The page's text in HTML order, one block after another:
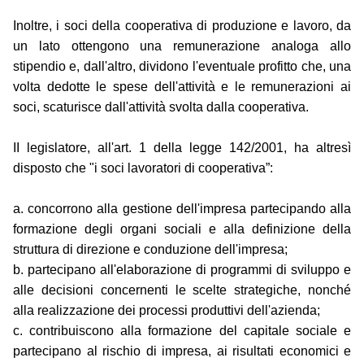
Inoltre, i soci della cooperativa di produzione e lavoro, da
un lato ottengono una remunerazione analoga allo
stipendio e, dall'altro, dividono l'eventuale profitto che, una
volta dedotte le spese dell'attività e le remunerazioni ai
soci, scaturisce dall'attività svolta dalla cooperativa.
II legislatore, all'art. 1 della legge 142/2001, ha altresì
disposto che "i soci lavoratori di cooperativa”:
a. concorrono alla gestione dell'impresa partecipando alla
formazione degli organi sociali e alla definizione della
struttura di direzione e conduzione dell'impresa;
b. partecipano all'elaborazione di programmi di sviluppo e
alle decisioni concernenti le scelte strategiche, nonché
alla realizzazione dei processi produttivi dell'azienda;
c. contribuiscono alla formazione del capitale sociale e
partecipano al rischio di impresa, ai risultati economici e